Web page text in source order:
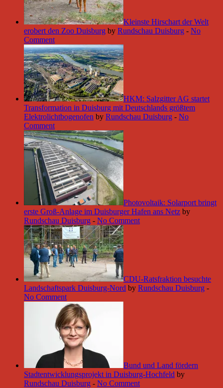
Kleinste Hirschart der Welt
erobert den Zoo Duisburg by Rundschau Duisburg - No
Comment
HKM: Salzgitter AG startet
Transformation in Duisburg mit Deutschlands größtem
Elektrolichtbogenofen by Rundschau Duisburg - No
Comment
Photovoltaik: Solarport bringt
erste Groß-Anlage im Duisburger Hafen ans Netz by
Rundschau Duisburg - No Comment
CDU-Ratsfraktion besuchte
Landschaftspark Duisburg-Nord by Rundschau Duisburg -
No Comment
Bund und Land fördern
Stadtentwicklungsprojekt in Duisburg-Hochfeld by
Rundschau Duisburg - No Comment